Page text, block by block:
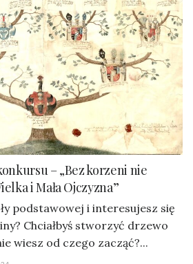
– „Bez korzeni nie
i Mała Ojczyzna”
podstawowej i interesujesz się
Chciałbyś stworzyć drzewo
wiesz od czego zacząć?...